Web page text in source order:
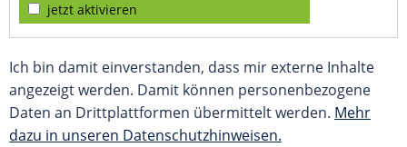
jetzt aktivieren
Ich bin damit einverstanden, dass mir externe Inhalte
angezeigt werden. Damit können personenbezogene
Daten an Drittplattformen übermittelt werden. Mehr
dazu in unseren Datenschutzhinweisen.